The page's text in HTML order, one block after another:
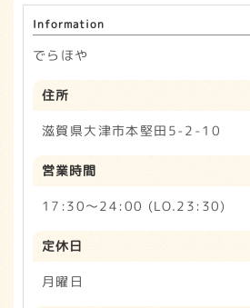
Information
でらほや
住所
滋賀県大津市本堅田5-2-10
営業時間
17:30～24:00 (LO.23:30)
定休日
月曜日